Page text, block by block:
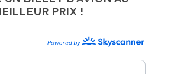
PRIX !